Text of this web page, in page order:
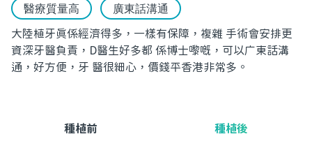
醫療質量高 廣東話溝通
大陸植牙眞係經濟得多，一樣有保障，複雜 手術會安排更
資深牙醫負責，D醫生好多都 係博士嚟嘅，可以广東話溝
通，好方便，牙 醫很細心，價錢平香港非常多。
種植前 種植後